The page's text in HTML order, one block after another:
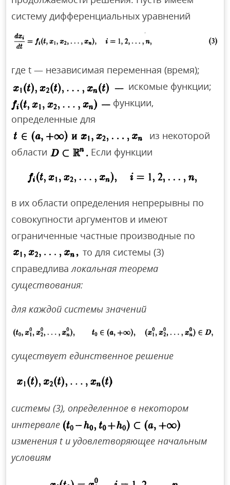
систему дифференциальных уравнений
где t — независимая переменная (время);
искомые функции;
функции,
определенные для
из некоторой
области
Если функции
в их области определения непрерывны по
совокупности аргументов и имеют
ограниченные частные производные по
то для системы (3)
справедливалокальная теорема
существования:
для каждой системы значений
существует единственное решение
системы (3), определенное в некотором
интервале
изменения t и удовлетворяющее начальным
условиям